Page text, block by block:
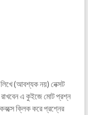
লিখে (আবশ্যক নয়) নেক্সট
এ কুইজে মোট প্রশ্ন
ক্লিক করে প্রশ্নের